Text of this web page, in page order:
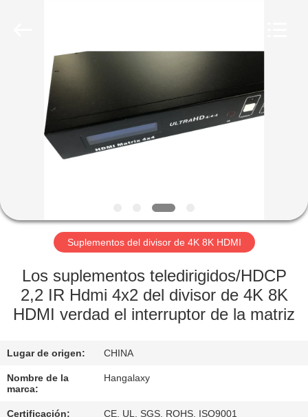
HOGAR
PRODUCTOS
VÍDEOS
SOBRE
NOSOTROS
VIAJE
DE
LA
CONTROL
fiberopticpatch-
Suplementos del divisor de 4K 8K HDMI
Los suplementos teledirigidos/HDCP
2,2 IR Hdmi 4x2 del divisor de 4K 8K
HDMI verdad el interruptor de la matriz
Lugar de origen: CHINA
Nombre de la
marca:
Hangalaxy
Certificación: CE, UL, SGS, ROHS, ISO9001